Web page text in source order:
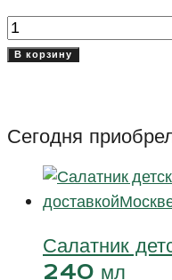
Количество
товара
32
см
РОУЗ
УАЙТ
WHITE)
В корзину
Сегодня
Салатник
240 мл